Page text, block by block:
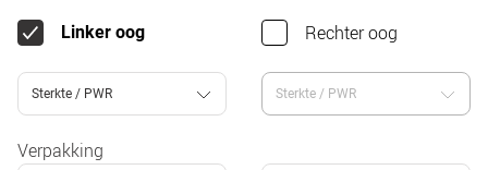
Linker oog Rechter oog
Sterkte / PWR Sterkte / PWR
Verpakking